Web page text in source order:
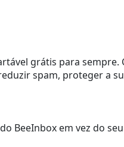
grátis para
spam, proteger a
BeeInbox em vez do